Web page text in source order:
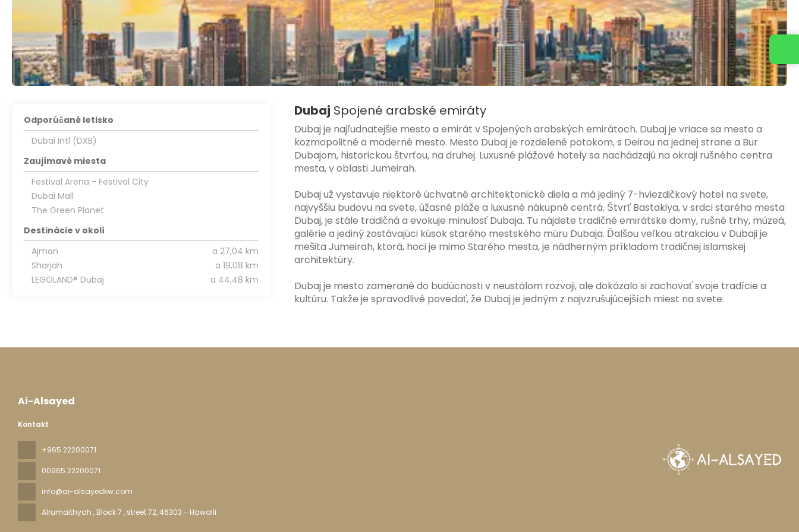
Dubaj Spojené arabské emiráty
Dubaj je najľudnatejšie mesto a emirát v Spojených arabských emirátoch. Dubaj je vriace sa mesto a
kozmopolitné a moderné mesto. Mesto Dubaj je rozdelené potokom, s Deirou na jednej strane a Bur
Dubajom, historickou štvrťou, na druhej. Luxusné plážové hotely sa nachádzajú na okraji rušného centra
mesta, v oblasti Jumeirah.
Dubaj už vystavuje niektoré úchvatné architektonické diela a má jediný 7-hviezdičkový hotel na svete,
najvyššiu budovu na svete, úžasné pláže a luxusné nákupné centrá. Štvrť Bastakiya, v srdci starého mesta
Dubaj, je stále tradičná a evokuje minulosť Dubaja. Tu nájdete tradičné emirátske domy, rušné trhy, múzeá,
galérie a jediný zostávajúci kúsok starého mestského múru Dubaja. Ďalšou veľkou atrakciou v Dubaji je
mešita Jumeirah, ktorá, hoci je mimo Starého mesta, je nádherným príkladom tradičnej islamskej
architektúry.
Dubaj je mesto zamerané do budúcnosti v neustálom rozvoji, ale dokázalo si zachovať svoje tradície a
kultúru. Takže je spravodlivé povedať, že Dubaj je jedným z najvzrušujúcejších miest na svete.
Odporúčané letisko
Dubai Intl (DXB)
Zaujímavé miesta
Festival Arena - Festival City
Dubai Mall
The Green Planet
Destinácie v okolí
Ajman
a 27,04 km
Sharjah
a 19,08 km
LEGOLAND® Dubaj
a 44,48 km
Ai-Alsayed
Kontakt
+965 22200071
00965 22200071
info@ai-alsayedkw.com
Alrumaithyah , Block 7 , street 72, 46303 - Hawalli
Napíšte nám